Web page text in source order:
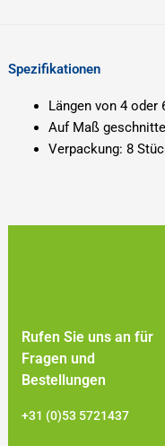
Spezifikationen
Längen von 4 oder
Auf Maß
Verpackung: 8
Rufen Sie uns an für
Fragen und
Bestellungen
+31 (0)53 5721437